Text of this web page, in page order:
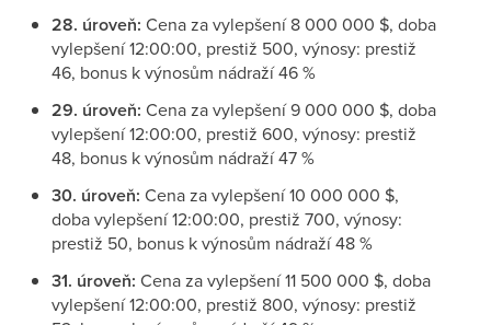
28. úroveň: Cena za vylepšení 8 000 000 $, doba
vylepšení 12:00:00, prestiž 500, výnosy: prestiž
46, bonus k výnosům nádraží 46 %
29. úroveň: Cena za vylepšení 9 000 000 $, doba
vylepšení 12:00:00, prestiž 600, výnosy: prestiž
48, bonus k výnosům nádraží 47 %
30. úroveň: Cena za vylepšení 10 000 000 $,
doba vylepšení 12:00:00, prestiž 700, výnosy:
prestiž 50, bonus k výnosům nádraží 48 %
31. úroveň: Cena za vylepšení 11 500 000 $, doba
vylepšení 12:00:00, prestiž 800, výnosy: prestiž